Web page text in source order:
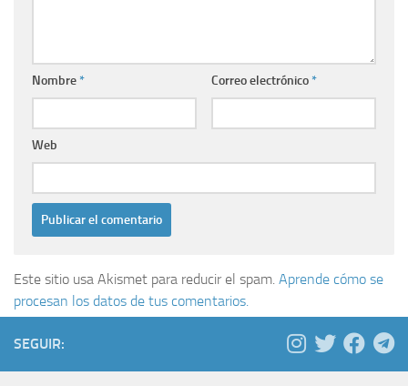
Nombre* Correo electrónico*
Web
Este sitio usa Akismet para reducir el spam. Aprende cómo se
procesan los datos de tus comentarios.
SEGUIR: